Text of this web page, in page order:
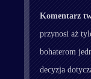
Komentarz
przynosi aż
bohaterom
decyzja